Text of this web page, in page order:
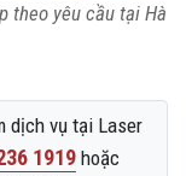
theo yêu cầu tại Hà
dịch vụ tại Laser
1919hoặc